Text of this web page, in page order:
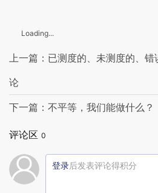
Loading...
上一篇：已测度的、未测度的、
论
下一篇：不平等，我们能做什么？
评论区 0
登录后发表评论得积分